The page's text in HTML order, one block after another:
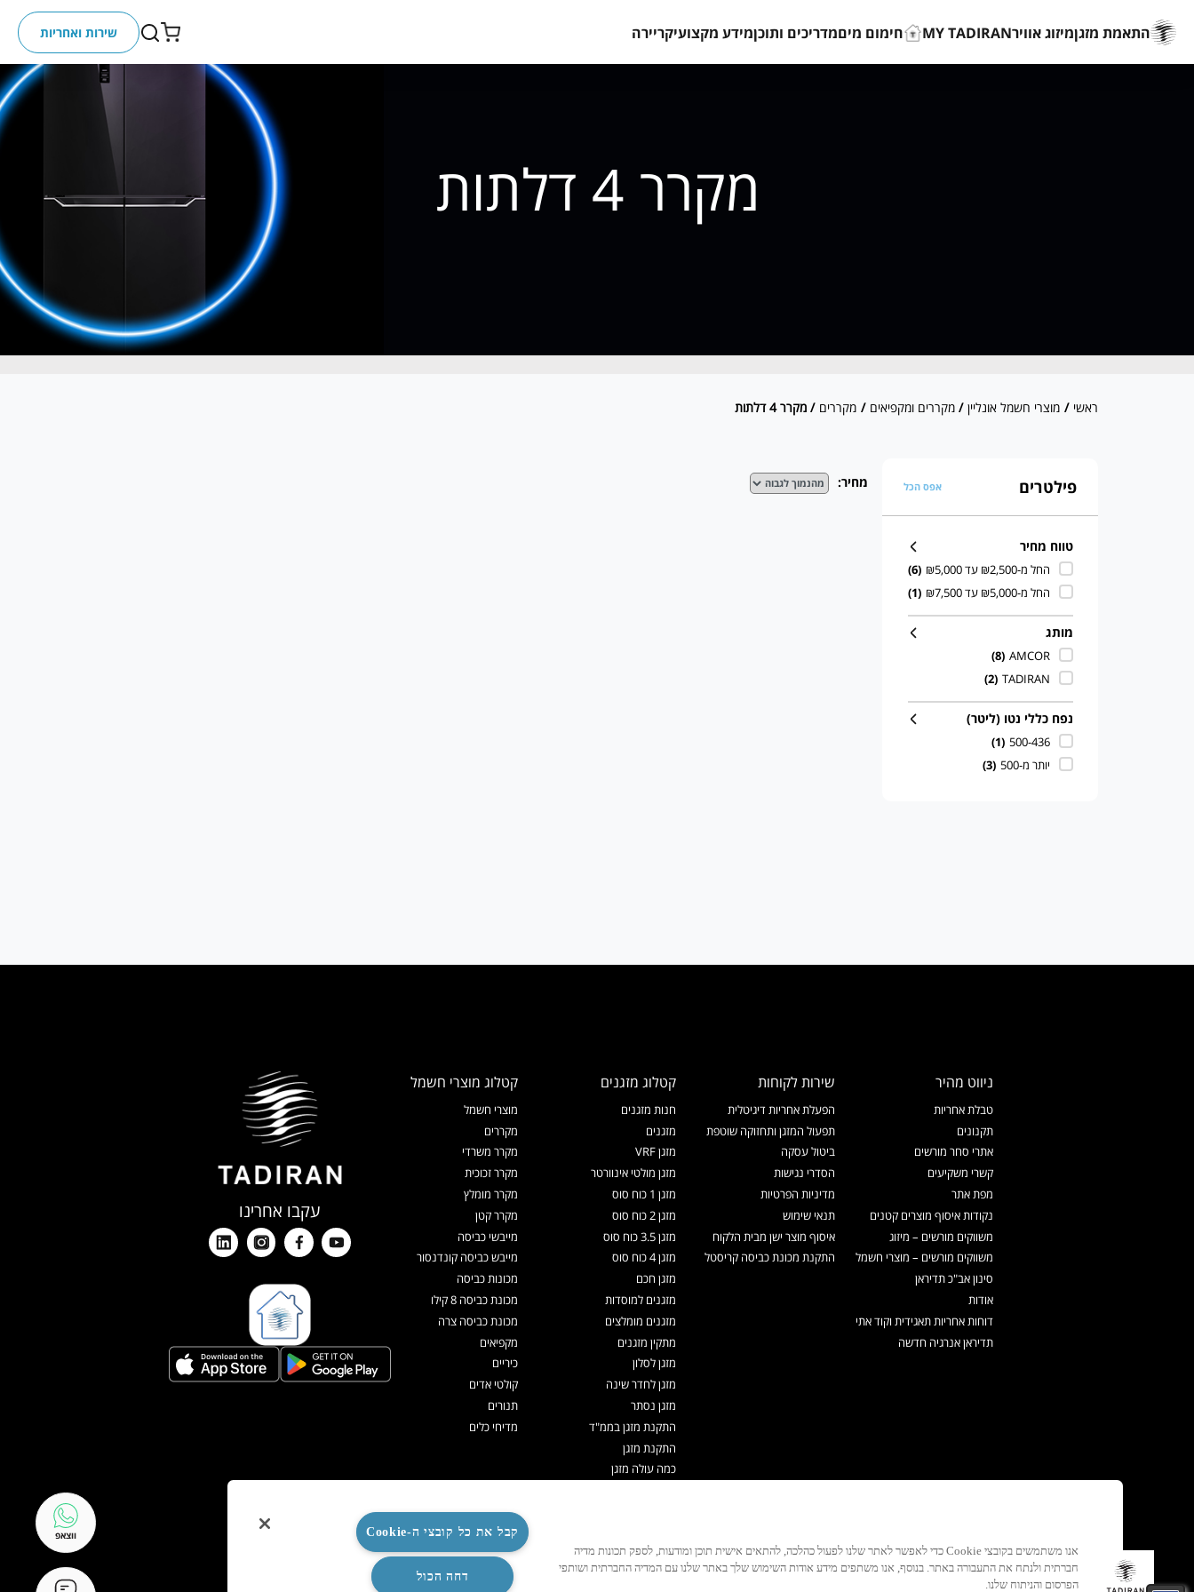
התאמת מזגןמיזוג אווירMY TADIRAN חימום מיםמדריכים ותוכןמידע מקצועיקריירה שירות ואחריות
מקרר 4 דלתות
ראשי / מוצרי חשמל אונליין / מקררים ומקפיאים / מקררים / מקרר 4 דלתות
פילטרים אפס הכל
טווח מחיר
החל מ-₪2,500 עד ₪5,000
(6)
החל מ-₪5,000 עד ₪7,500
(1)
מותג
AMCOR
(8)
TADIRAN
(2)
נפח כללי נטו (ליטר)
500-436
(1)
יותר מ-500
(3)
מחיר:
ניווט מהיר
טבלת אחריות
תקנונים
אתרי סחר מורשים
קשרי משקיעים
מפת אתר
נקודות איסוף מוצרים קטנים
משווקים מורשים – מיזוג
משווקים מורשים – מוצרי חשמל
סינון אב"כ תדיראן
אודות
דוחות אחריות תאגידית וקוד אתי
תדיראן אנרגיה חדשה
שירות לקוחות
הפעלת אחריות דיגיטלית
תפעול המזגן ותחזוקה שוטפת
ביטול עסקה
הסדרי נגישות
מדיניות הפרטיות
תנאי שימוש
איסוף מוצר ישן מבית הלקוח
התקנת מכונת כביסה קריסטל
קטלוג מזגנים
חנות מזגנים
מזגנים
מזגן VRF
מזגן מולטי אינוורטר
מזגן 1 כוח סוס
מזגן 2 כוח סוס
מזגן 3.5 כוח סוס
מזגן 4 כוח סוס
מזגן חכם
מזגנים למוסדות
מזגנים מומלצים
מתקין מזגנים
מזגן לסלון
מזגן לחדר שינה
מזגן נסתר
התקנת מזגן בממ"ד
התקנת מזגן
כמה עולה מזגן
מערכות VRF
TOSHIBA VRF
קטלוג מוצרי חשמל
מוצרי חשמל
מקררים
מקרר משרדי
מקרר זכוכית
מקרר מומלץ
מקרר קטן
מייבשי כביסה
מייבש כביסה קונדנסור
מכונות כביסה
מכונת כביסה 8 קילו
מכונת כביסה צרה
מקפיאים
כיריים
קולטי אדים
תנורים
מדיחי כלים
עקבו אחרינו
ווצאפ
אנו משתמשים בקובצי Cookie כדי לאפשר לאתר שלנו לפעול כהלכה, להתאים אישית תוכן ומודעות, לספק תכונות מדיה
חברתית ולנתח את התעבורה באתר. בנוסף, אנו משתפים מידע אודות השימוש שלך באתר שלנו עם המדיה החברתית ושותפי
הפרסום והניתוח שלנו.
קבל את כל קובצי ה-Cookie
דחה הכול